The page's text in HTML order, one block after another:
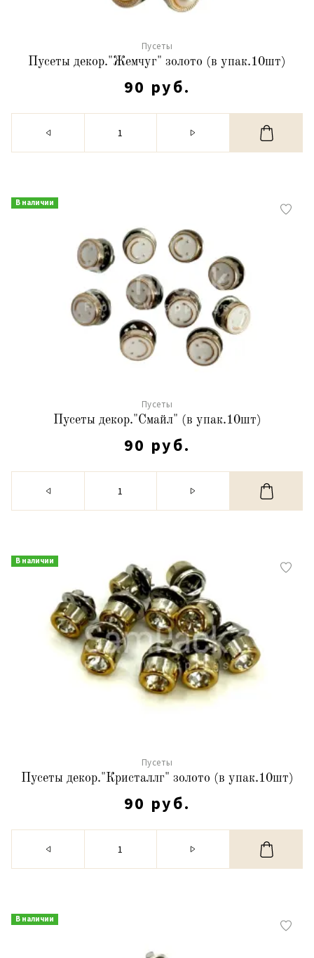
Пусеты
Пусеты декор."Жемчуг" золото (в упак.10шт)
90 руб.
В наличии
Пусеты
Пусеты декор."Смайл" (в упак.10шт)
90 руб.
В наличии
Пусеты
Пусеты декор."Кристаллг" золото (в упак.10шт)
90 руб.
В наличии